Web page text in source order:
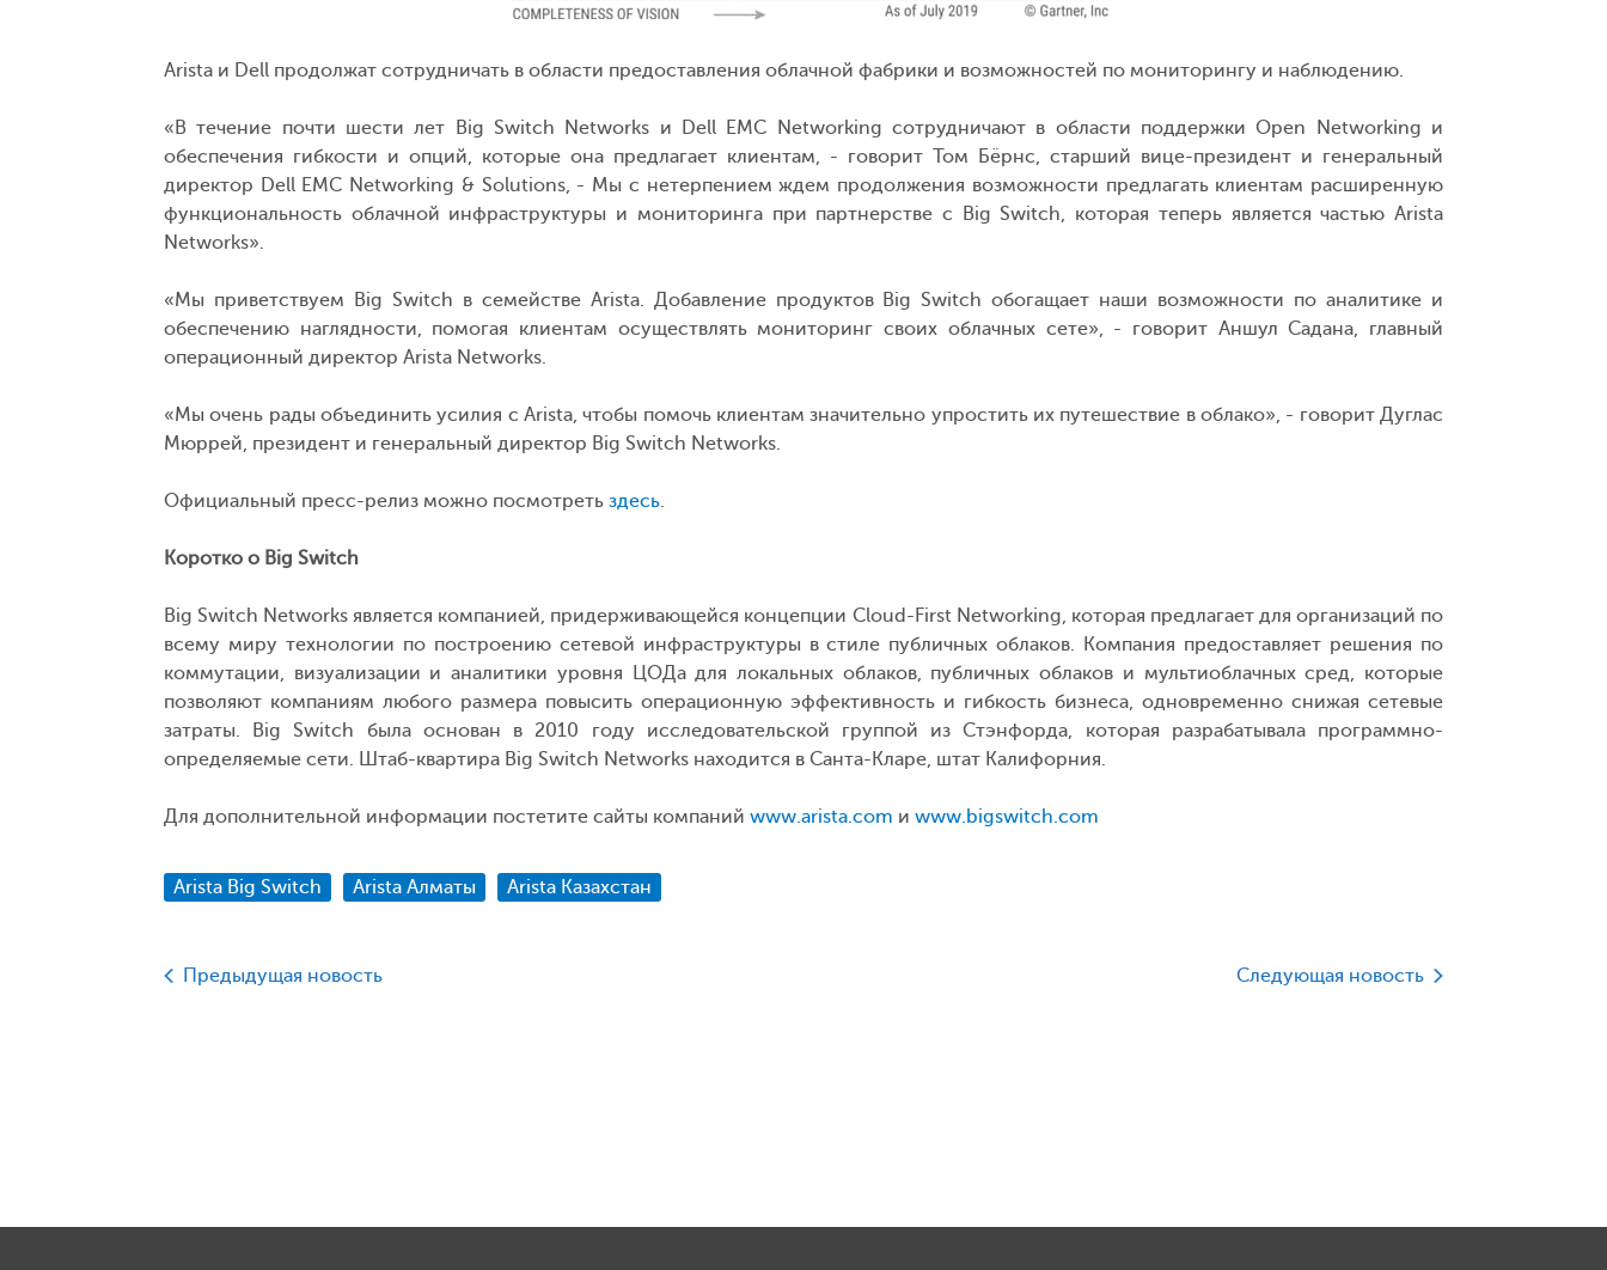
Arista и Dell продолжат сотрудничать в области предоставления облачной фабрики и возможностей по мониторингу и наблюдению.
«В течение почти шести лет Big Switch Networks и Dell EMC Networking сотрудничают в области поддержки Open Networking и
обеспечения гибкости и опций, которые она предлагает клиентам, - говорит Том Бёрнс, старший вице-президент и генеральный
директор Dell EMC Networking & Solutions, - Мы с нетерпением ждем продолжения возможности предлагать клиентам расширенную
функциональность облачной инфраструктуры и мониторинга при партнерстве с Big Switch, которая теперь является частью Arista
Networks».
«Мы приветствуем Big Switch в семействе Arista. Добавление продуктов Big Switch обогащает наши возможности по аналитике и
обеспечению наглядности, помогая клиентам осуществлять мониторинг своих облачных сете», - говорит Аншул Садана, главный
операционный директор Arista Networks.
«Мы очень рады объединить усилия с Arista, чтобы помочь клиентам значительно упростить их путешествие в облако», - говорит Дуглас
Мюррей, президент и генеральный директор Big Switch Networks.
Официальный пресс-релиз можно посмотреть здесь.
Коротко о Big Switch
Big Switch Networks является компанией, придерживающейся концепции Cloud-First Networking, которая предлагает для организаций по
всему миру технологии по построению сетевой инфраструктуры в стиле публичных облаков. Компания предоставляет решения по
коммутации, визуализации и аналитики уровня ЦОДадля локальных облаков, публичных облаков и мультиоблачных сред, которые
позволяют компаниям любого размера повысить операционную эффективность и гибкость бизнеса, одновременно снижая сетевые
затраты. Big Switch была основан в 2010 году исследовательской группой из Стэнфорда, которая разрабатывала программно-
определяемые сети. Штаб-квартира Big Switch Networks находится в Санта-Кларе, штат Калифорния.
Для дополнительной информации постетите сайты компаний www.arista.com и www.bigswitch.com
Arista Big Switch Arista Алматы Arista Казахстан
Предыдущая новость Следующая новость